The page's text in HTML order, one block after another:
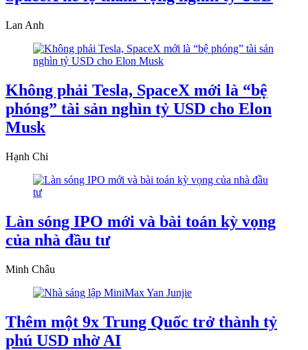
Lan Anh
Không phải Tesla, SpaceX mới là “bệ
phóng” tài sản nghìn tỷ USD cho Elon
Musk
Hạnh Chi
Làn sóng IPO mới và bài toán kỳ vọng
của nhà đầu tư
Minh Châu
Thêm một 9x Trung Quốc trở thành tỷ
phú USD nhờ AI